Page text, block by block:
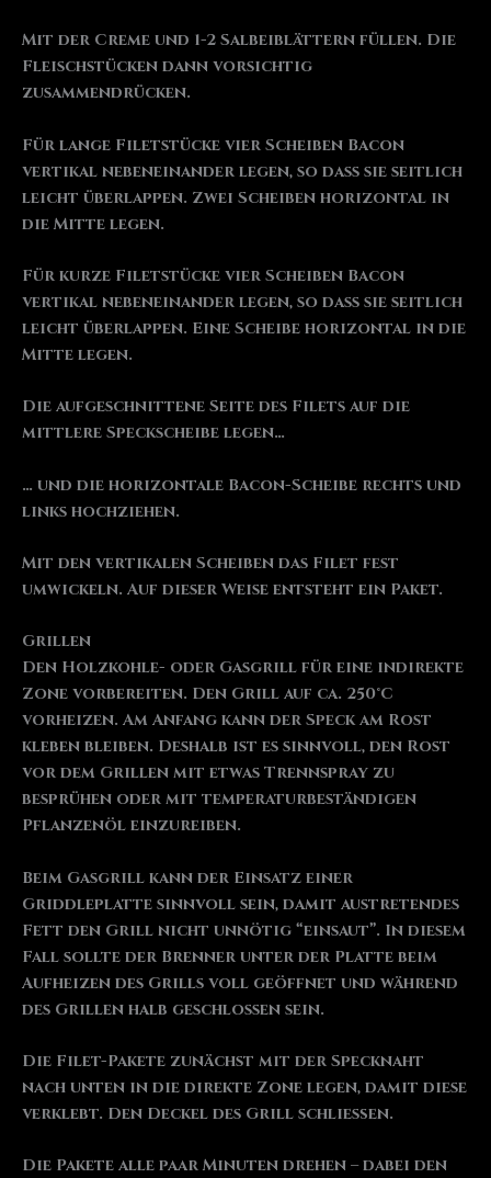
Mit der Creme und 1-2 Salbeiblättern füllen. Die
Fleischstücken dann vorsichtig
zusammendrücken.
Für lange Filetstücke vier Scheiben Bacon
vertikal nebeneinander legen, so dass sie seitlich
leicht überlappen. Zwei Scheiben horizontal in
die Mitte legen.
Für kurze Filetstücke vier Scheiben Bacon
vertikal nebeneinander legen, so dass sie seitlich
leicht überlappen. Eine Scheibe horizontal in die
Mitte legen.
Die aufgeschnittene Seite des Filets auf die
mittlere Speckscheibe legen…
… und die horizontale Bacon-Scheibe rechts und
links hochziehen.
Mit den vertikalen Scheiben das Filet fest
umwickeln. Auf dieser Weise entsteht ein Paket.
Grillen
Den Holzkohle- oder Gasgrill für eine indirekte
Zone vorbereiten. Den Grill auf ca. 250°C
vorheizen. Am Anfang kann der Speck am Rost
kleben bleiben. Deshalb ist es sinnvoll, den Rost
vor dem Grillen mit etwas Trennspray zu
besprühen oder mit temperaturbeständigen
Pflanzenöl einzureiben.
Beim Gasgrill kann der Einsatz einer
Griddleplatte sinnvoll sein, damit austretendes
Fett den Grill nicht unnötig “einsaut”. In diesem
Fall sollte der Brenner unter der Platte beim
Aufheizen des Grills voll geöffnet und während
des Grillen halb geschlossen sein.
Die Filet-Pakete zunächst mit der Specknaht
nach unten in die direkte Zone legen, damit diese
verklebt. Den Deckel des Grill schließen.
Die Pakete alle paar Minuten drehen – dabei den